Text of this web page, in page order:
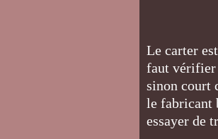
Le carter
faut vérifier
sinon court
le fabricant
essayer de